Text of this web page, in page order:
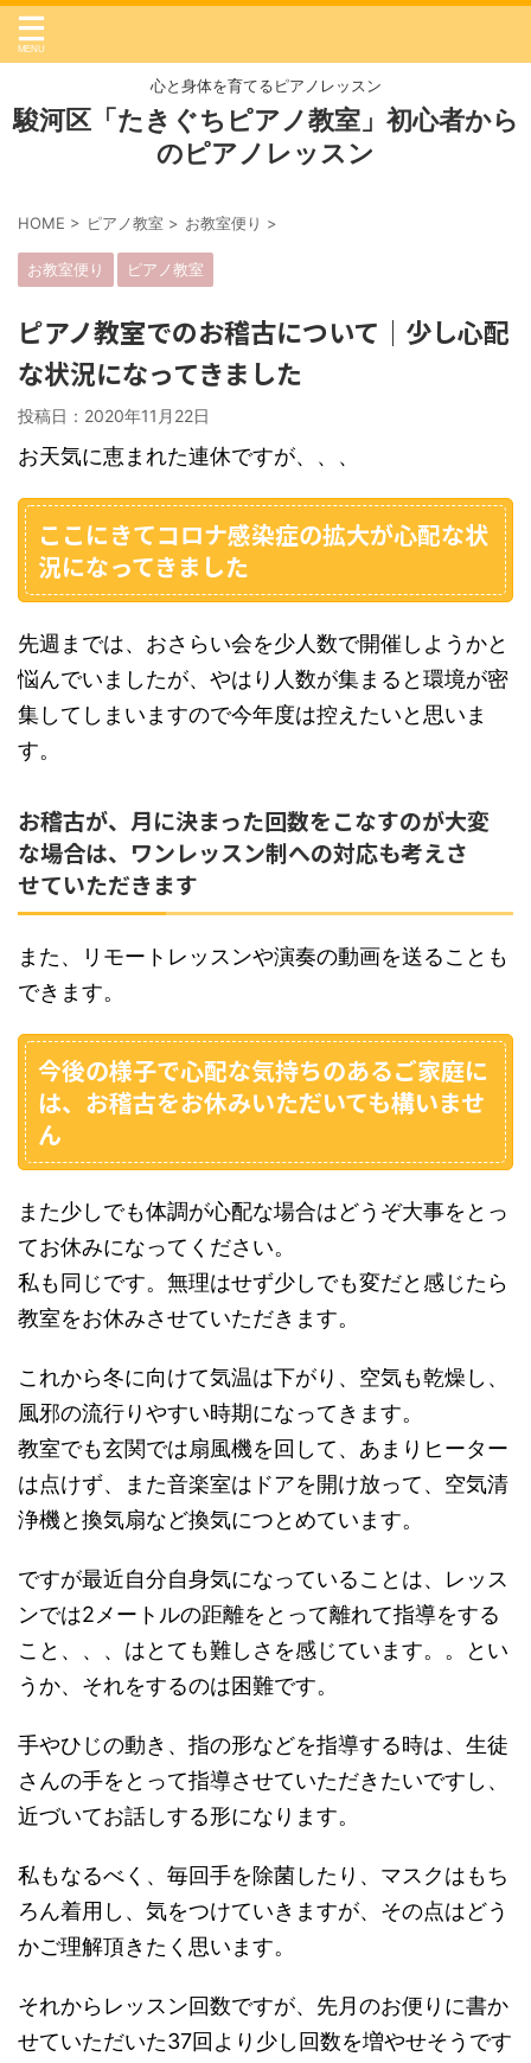
心と身体を育てるピアノレッスン
駿河区「たきぐちピアノ教室」初心者から
のピアノレッスン
HOME > ピアノ教室 > お教室便り >
お教室便り ピアノ教室
ピアノ教室でのお稽古について｜少し心配
な状況になってきました
投稿日：2020年11月22日
お天気に恵まれた連休ですが、、、
ここにきてコロナ感染症の拡大が心配な状
況になってきました
先週までは、おさらい会を少人数で開催しようかと
悩んでいましたが、やはり人数が集まると環境が密
集してしまいますので今年度は控えたいと思いま
す。
お稽古が、月に決まった回数をこなすのが大変
な場合は、ワンレッスン制への対応も考えさ
せていただきます
また、リモートレッスンや演奏の動画を送ることも
できます。
今後の様子で心配な気持ちのあるご家庭に
は、お稽古をお休みいただいても構いませ
ん
また少しでも体調が心配な場合はどうぞ大事をとっ
てお休みになってください。
私も同じです。無理はせず少しでも変だと感じたら
教室をお休みさせていただきます。
これから冬に向けて気温は下がり、空気も乾燥し、
風邪の流行りやすい時期になってきます。
教室でも玄関では扇風機を回して、あまりヒーター
は点けず、また音楽室はドアを開け放って、空気清
浄機と換気扇など換気につとめています。
ですが最近自分自身気になっていることは、レッス
ンでは2メートルの距離をとって離れて指導をする
こと、、、はとても難しさを感じています。。とい
うか、それをするのは困難です。
手やひじの動き、指の形などを指導する時は、生徒
さんの手をとって指導させていただきたいですし、
近づいてお話しする形になります。
私もなるべく、毎回手を除菌したり、マスクはもち
ろん着用し、気をつけていきますが、その点はどう
かご理解頂きたく思います。
それからレッスン回数ですが、先月のお便りに書か
せていただいた37回より少し回数を増やせそうです